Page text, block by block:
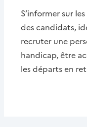
S’informer sur
des candidats,
recruter une
handicap, être
les départs en